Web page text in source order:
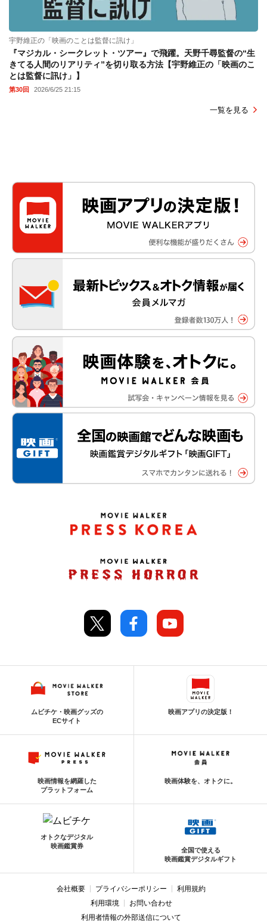
宇野維正の「映画のことは監督に訊け」
『マジカル・シークレット・ツアー』で飛躍。天野千尋監督の“生
きてる人間のリアリティ”を切り取る方法【宇野維正の「映画のこ
とは監督に訊け」】
第30回 2026/6/25 21:15
一覧を見る
ムビチケ・映画グッズの
ECサイト
映画アプリの決定版！
映画情報を網羅した
プラットフォーム
映画体験を、オトクに。
オトクなデジタル
映画鑑賞券
全国で使える
映画鑑賞デジタルギフト
会社概要 プライバシーポリシー
利用規約
利用環境
お問い合わせ
利用者情報の外部送信について